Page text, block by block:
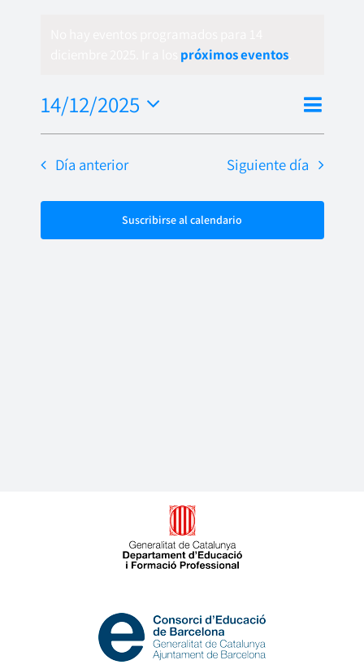
próximos eventos.
vistas
de
vistas
Día
14/12/2025
Seleccionar
fecha.
Día anterior Siguiente día
Suscribirse al calendario